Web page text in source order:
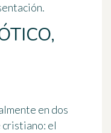
en dos
el